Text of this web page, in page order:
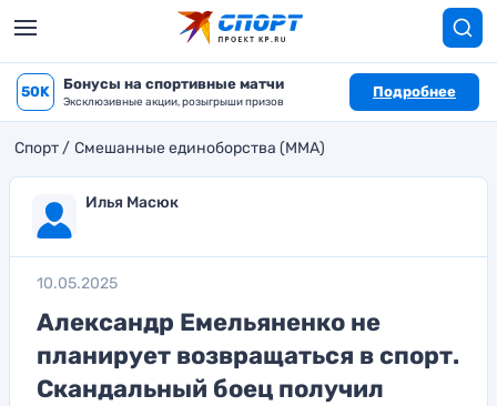
50K Бонусы на спортивные матчи
Эксклюзивные акции, розыгрыши призов
Подробнее
Спорт Смешанные единоборства (MMA)
Илья Масюк
10.05.2025
Александр Емельяненко не
планирует возвращаться в спорт.
Скандальный боец получил